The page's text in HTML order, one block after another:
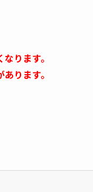
ります。
ります。